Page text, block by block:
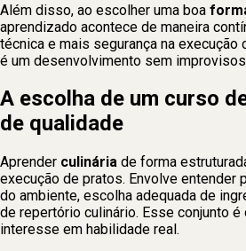
Além disso, ao escolher uma boa
aprendizado acontece de maneira
técnica e mais segurança na execução
é um desenvolvimento sem
A escolha de um curso
de qualidade
Aprender culinária de forma
execução de pratos. Envolve entender
do ambiente, escolha adequada de
de repertório culinário. Esse conjunto
interesse em habilidade real.